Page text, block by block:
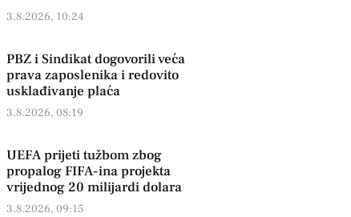
3.8.2026, 10:24
PBZ i Sindikat dogovorili veća
prava zaposlenika i redovito
usklađivanje plaća
3.8.2026, 08:19
UEFA prijeti tužbom zbog
propalog FIFA-ina projekta
vrijednog 20 milijardi dolara
3.8.2026, 09:15